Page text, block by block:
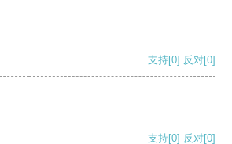
支持[0] 反对[0]
支持[0] 反对[0]